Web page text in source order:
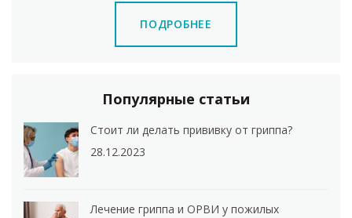
ПОДРОБНЕЕ
Популярные статьи
Стоит ли делать прививку от гриппа?
28.12.2023
Лечение гриппа и ОРВИ у пожилых